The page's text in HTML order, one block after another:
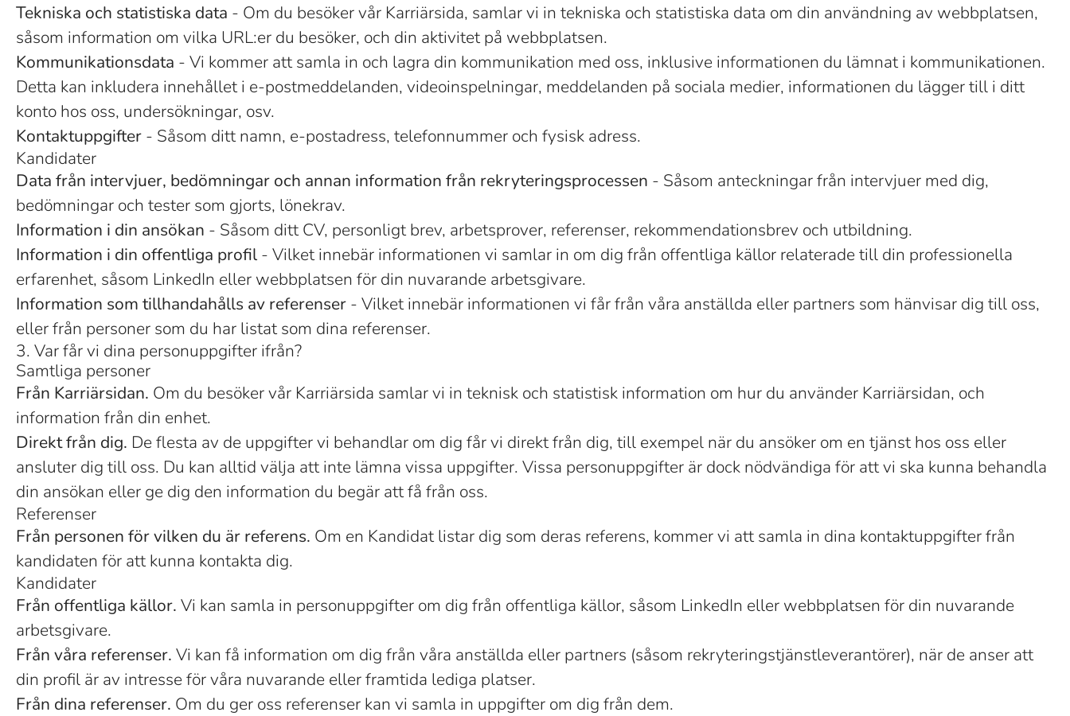
Tekniska och statistiska data - Om du besöker vår Karriärsida, samlar vi in tekniska och statistiska data om din användning av webbplatsen,
såsom information om vilka URL:er du besöker, och din aktivitet på webbplatsen.
Kommunikationsdata - Vi kommer att samla in och lagra din kommunikation med oss, inklusive informationen du lämnat i kommunikationen.
Detta kan inkludera innehållet i e-postmeddelanden, videoinspelningar, meddelanden på sociala medier, informationen du lägger till i ditt
konto hos oss, undersökningar, osv.
Kontaktuppgifter - Såsom ditt namn, e-postadress, telefonnummer och fysisk adress.
Kandidater
Data från intervjuer, bedömningar och annan information från rekryteringsprocessen - Såsom anteckningar från intervjuer med dig,
bedömningar och tester som gjorts, lönekrav.
Information i din ansökan - Såsom ditt CV, personligt brev, arbetsprover, referenser, rekommendationsbrev och utbildning.
Information i din offentliga profil - Vilket innebär informationen vi samlar in om dig från offentliga källor relaterade till din professionella
erfarenhet, såsom LinkedIn eller webbplatsen för din nuvarande arbetsgivare.
Information som tillhandahålls av referenser - Vilket innebär informationen vi får från våra anställda eller partners som hänvisar dig till oss,
eller från personer som du har listat som dina referenser.
3. Var får vi dina personuppgifter ifrån?
Samtliga personer
Från Karriärsidan. Om du besöker vår Karriärsida samlar vi in teknisk och statistisk information om hur du använder Karriärsidan, och
information från din enhet.
Direkt från dig. De flesta av de uppgifter vi behandlar om dig får vi direkt från dig, till exempel när du ansöker om en tjänst hos oss eller
ansluter dig till oss. Du kan alltid välja att inte lämna vissa uppgifter. Vissa personuppgifter är dock nödvändiga för att vi ska kunna behandla
din ansökan eller ge dig den information du begär att få från oss.
Referenser
Från personen för vilken du är referens. Om en Kandidat listar dig som deras referens, kommer vi att samla in dina kontaktuppgifter från
kandidaten för att kunna kontakta dig.
Kandidater
Från offentliga källor. Vi kan samla in personuppgifter om dig från offentliga källor, såsom LinkedIn eller webbplatsen för din nuvarande
arbetsgivare.
Från våra referenser. Vi kan få information om dig från våra anställda eller partners (såsom rekryteringstjänstleverantörer), när de anser att
din profil är av intresse för våra nuvarande eller framtida lediga platser.
Från dina referenser. Om du ger oss referenser kan vi samla in uppgifter om dig från dem.